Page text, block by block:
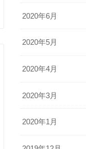
2020年6月
2020年5月
2020年4月
2020年3月
2020年1月